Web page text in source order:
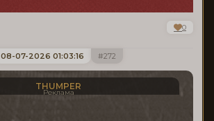
0
272
08-07-2026 01:03:16
THUMPER
Реклама